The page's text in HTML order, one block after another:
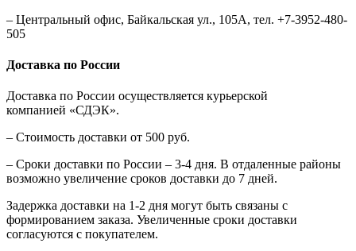
– Центральный офис, Байкальская ул., 105А, тел. +7-3952-480-
505
Доставка по России
Доставка по России осуществляется курьерской
компанией «СДЭК».
– Стоимость доставки от 500 руб.
– Сроки доставки по России – 3-4 дня. В отдаленные районы
возможно увеличение сроков доставки до 7 дней.
Задержка доставки на 1-2 дня могут быть связаны с
формированием заказа. Увеличенные сроки доставки
согласуются с покупателем.